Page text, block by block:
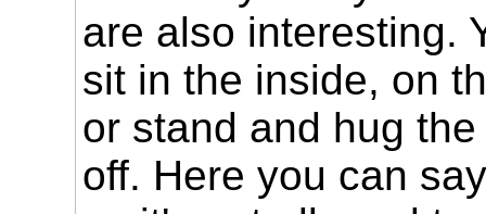
are also interesting.
sit in the inside, on
or stand and hug
off. Here you can